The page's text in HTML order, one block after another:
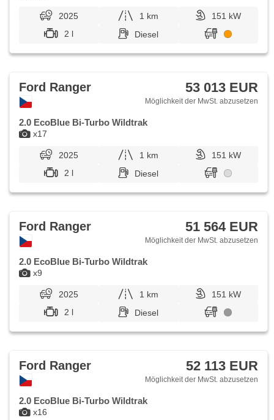
2025 1 km
151 kW
2 l
Diesel
x17
Ford Ranger 53 013 EUR
Möglichkeit der MwSt. abzusetzen
2.0 EcoBlue Bi-Turbo Wildtrak
2025 1 km
151 kW
2 l
Diesel
x9
Ford Ranger 51 564 EUR
Möglichkeit der MwSt. abzusetzen
2.0 EcoBlue Bi-Turbo Wildtrak
2025 1 km
151 kW
2 l
Diesel
x16
Ford Ranger 52 113 EUR
Möglichkeit der MwSt. abzusetzen
2.0 EcoBlue Bi-Turbo Wildtrak